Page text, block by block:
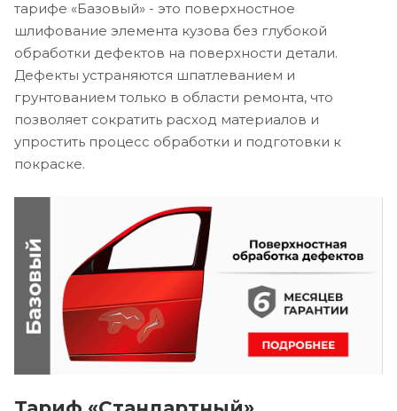
тарифе «Базовый» - это поверхностное
шлифование элемента кузова без глубокой
обработки дефектов на поверхности детали.
Дефекты устраняются шпатлеванием и
грунтованием только в области ремонта, что
позволяет сократить расход материалов и
упростить процесс обработки и подготовки к
покраске.